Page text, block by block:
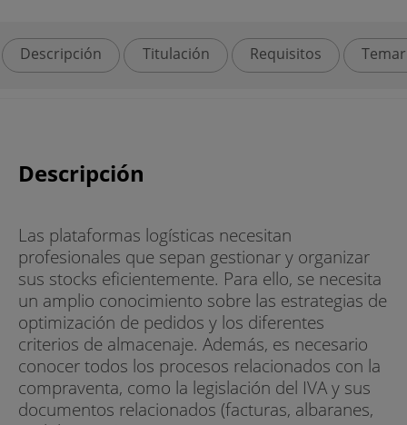
Descripción Titulación Requisitos
Descripción
Las plataformas logísticas necesitan
profesionales que sepan gestionar y organizar
sus stocks eficientemente. Para ello, se necesita
un amplio conocimiento sobre las estrategias de
optimización de pedidos y los diferentes
criterios de almacenaje. Además, es necesario
conocer todos los procesos relacionados con la
compraventa, como la legislación del IVA y sus
documentos relacionados (facturas, albaranes,